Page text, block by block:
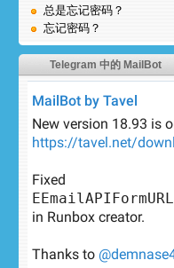
总是忘记密码？
忘记密码？
Telegram 中的 MailBot